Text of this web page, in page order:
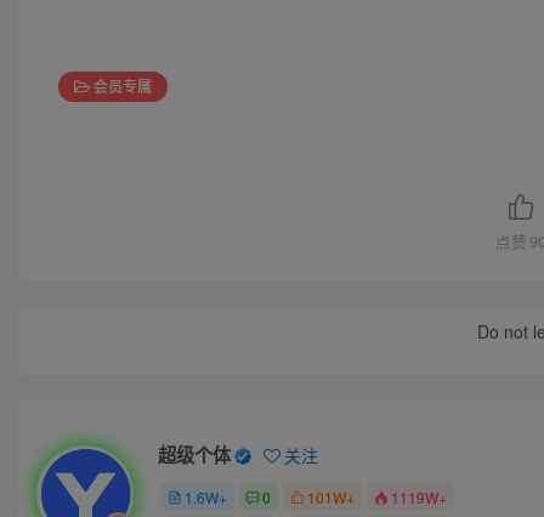
会员专属
点赞
Do not
超级个体 关注
1.6W+ 0 101W+ 1119W+